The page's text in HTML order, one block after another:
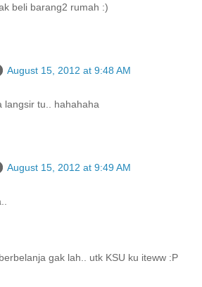
beli barang2 rumah :)
August 15, 2012 at 9:48 AM
langsir tu.. hahahaha
August 15, 2012 at 9:49 AM
gak lah.. utk KSU ku iteww :P